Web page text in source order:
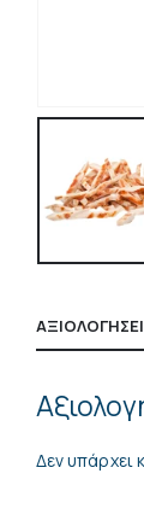
Δεν υπάρχει